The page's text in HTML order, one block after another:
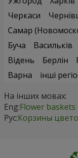
Черкаси
Самар
Буча
Васильків
Відень
Берлін
Варна
інші
На інших мовах:
Eng:Flower baskets
Рус:Корзины